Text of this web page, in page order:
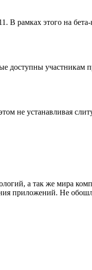
рамках этого на
доступны участникам
не устанавливая
а так же мира
приложений. Не